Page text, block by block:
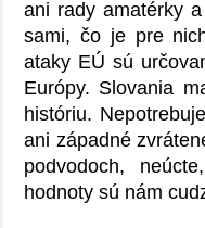
ani rady amatérky
sami, čo je pre
ataky EÚ sú
Európy. Slovania
históriu.
ani západné
podvodoch,
hodnoty sú nám